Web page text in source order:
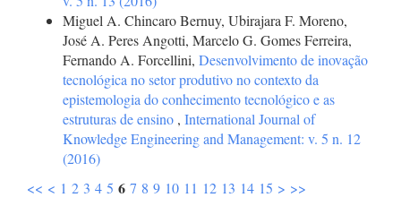
Miguel A. Chincaro Bernuy, Ubirajara F. Moreno,
José A. Peres Angotti, Marcelo G. Gomes Ferreira,
Fernando A. Forcellini, Desenvolvimento de inovação
tecnológica no setor produtivo no contexto da
epistemologia do conhecimento tecnológico e as
estruturas de ensino , International Journal of
Knowledge Engineering and Management: v. 5 n. 12
(2016)
<< < 1 2 3 4 5 6 7 8 9 10 11 12 13 14 15 > >>